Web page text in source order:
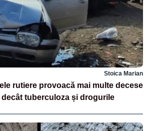
Stoica Marian
rutiere provoacă mai multe decese
tuberculoza și drogurile